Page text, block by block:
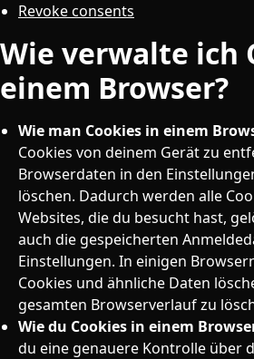
Revoke consents
Wie verwalte ich
einem Browser?
Wie man Cookies in einem
Cookies von deinem Gerät zu
Browserdaten in den
löschen. Dadurch werden alle
Websites, die du besucht hast,
auch die gespeicherten
Einstellungen. In einigen
Cookies und ähnliche Daten
gesamten Browserverlauf zu
Wie du Cookies in einem
du eine genauere Kontrolle über